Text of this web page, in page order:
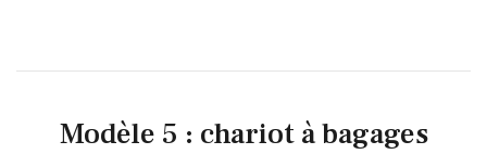
Modèle 5 : chariot à bagages